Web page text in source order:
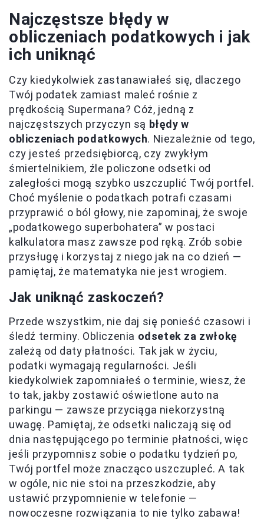
Najczęstsze błędy w
obliczeniach podatkowych i jak
ich uniknąć
Czy kiedykolwiek zastanawiałeś się, dlaczego
Twój podatek zamiast maleć rośnie z
prędkością Supermana? Cóż, jedną z
najczęstszych przyczyn są błędy w
obliczeniach podatkowych. Niezależnie od tego,
czy jesteś przedsiębiorcą, czy zwykłym
śmiertelnikiem, źle policzone odsetki od
zaległości mogą szybko uszczuplić Twój portfel.
Choć myślenie o podatkach potrafi czasami
przyprawić o ból głowy, nie zapominaj, że swoje
„podatkowego superbohatera” w postaci
kalkulatora masz zawsze pod ręką. Zrób sobie
przysługę i korzystaj z niego jak na co dzień —
pamiętaj, że matematyka nie jest wrogiem.
Jak uniknąć zaskoczeń?
Przede wszystkim, nie daj się ponieść czasowi i
śledź terminy. Obliczenia odsetek za zwłokę
zależą od daty płatności. Tak jak w życiu,
podatki wymagają regularności. Jeśli
kiedykolwiek zapomniałeś o terminie, wiesz, że
to tak, jakby zostawić oświetlone auto na
parkingu — zawsze przyciąga niekorzystną
uwagę. Pamiętaj, że odsetki naliczają się od
dnia następującego po terminie płatności, więc
jeśli przypomnisz sobie o podatku tydzień po,
Twój portfel może znacząco uszczupleć. A tak
w ogóle, nic nie stoi na przeszkodzie, aby
ustawić przypomnienie w telefonie —
nowoczesne rozwiązania to nie tylko zabawa!